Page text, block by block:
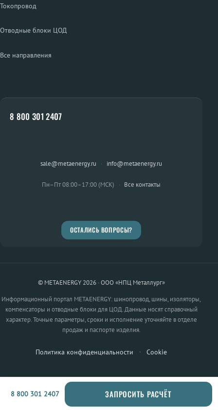
Токопровод
Отводные блоки ЦОД
Все направления
8 800 301 2407
sale@metaenergy.ru · info@metaenergy.ru
Пн–Пт 08:00–17:00 (МСК) · Все контакты
ОСТАЛИСЬ ВОПРОСЫ?
© METAENERGY 2026 · ООО «НПЦ Металлург»
Информационный портал METAENERGY: шинопровод, шины, изоляторы,
компенсаторы и отводные блоки для ЦОД. Данные носят справочный
характер. Точные параметры, сроки и исполнение уточняйте в отделе
продаж и паспорте изделия.
Политика конфиденциальности · Cookie
8 800 301 2407 ЗАПРОСИТЬ РАСЧЁТ